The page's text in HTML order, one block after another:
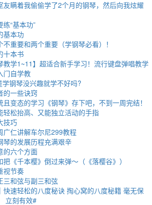
友瞒着我偷偷学了2个月的钢琴，然后向我炫耀
“基本功”
基本功
重要和两个重要（学钢琴必看）！
十本书
教学1~11】超适合新手学习！流行键盘弹唱教学
门自学教
钢琴没兴趣就学不好吗?
的一些诀窍
变态的学习《钢琴》存下吧，不到一周完结！
轻松抬高、又能独立活动的手指
技巧
广仁讲解车尔尼299教程
琴的发展历程充满艰辛
的六个方面
把《千本樱》倒过来弹～（《落樱谷》）
视节奏
三和弦与副三和弦
快速轻松的八度秘诀 掏心窝的八度秘籍 毫无保
立刻有效#